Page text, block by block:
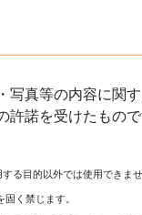
真等の内容に関
諾を受けたもの
る目的以外では使用できませ
く禁じます。